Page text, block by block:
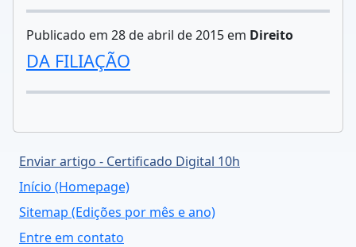
Publicado em 28 de abril de 2015 em Direito
DA FILIAÇÃO
Enviar artigo - Certificado Digital 10h
Início (Homepage)
Sitemap (Edições por mês e ano)
Entre em contato